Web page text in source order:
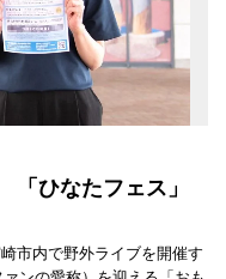
ひなたフェス」
市内で野外ライブを開催す